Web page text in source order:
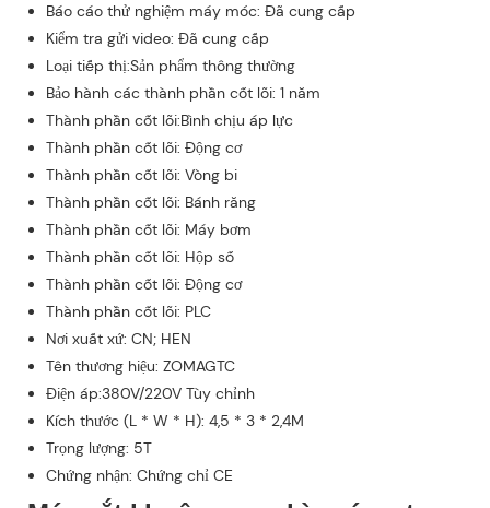
Báo cáo thử nghiệm máy móc: Đã cung cấp
Kiểm tra gửi video: Đã cung cấp
Loại tiếp thị:Sản phẩm thông thường
Bảo hành các thành phần cốt lõi: 1 năm
Thành phần cốt lõi:Bình chịu áp lực
Thành phần cốt lõi: Động cơ
Thành phần cốt lõi: Vòng bi
Thành phần cốt lõi: Bánh răng
Thành phần cốt lõi: Máy bơm
Thành phần cốt lõi: Hộp số
Thành phần cốt lõi: Động cơ
Thành phần cốt lõi: PLC
Nơi xuất xứ: CN; HEN
Tên thương hiệu: ZOMAGTC
Điện áp:380V/220V Tùy chỉnh
Kích thước (L * W * H): 4,5 * 3 * 2,4M
Trọng lượng: 5T
Chứng nhận: Chứng chỉ CE